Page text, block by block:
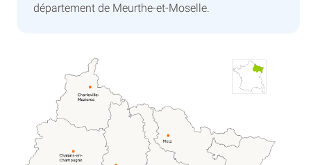
département de Meurthe-et-Moselle.